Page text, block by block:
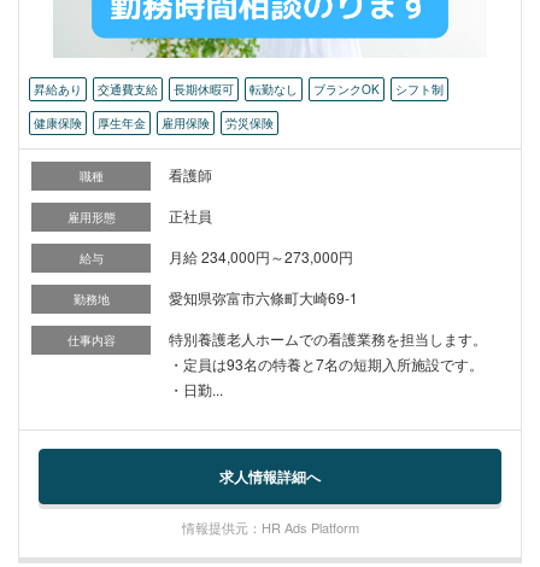
昇給あり 交通費支給 長期休暇可 転勤なし ブランクOK
シフト制
健康保険
厚生年金 雇用保険 労災保険
職種 看護師
雇用形態 正社員
給与 月給 234,000円～273,000円
勤務地 愛知県弥富市六條町大崎69-1
仕事内容
特別養護老人ホームでの看護業務を担当します。
・定員は93名の特養と7名の短期入所施設です。
・日勤...
求人情報詳細へ
情報提供元：HR Ads Platform